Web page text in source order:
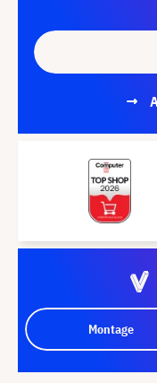
Montage